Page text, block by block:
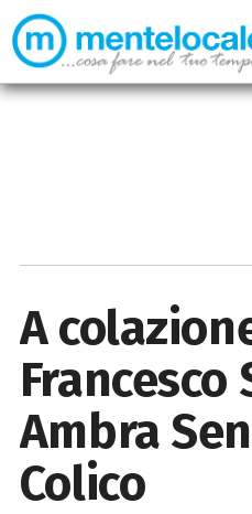
A
Francesco
Ambra
Colico